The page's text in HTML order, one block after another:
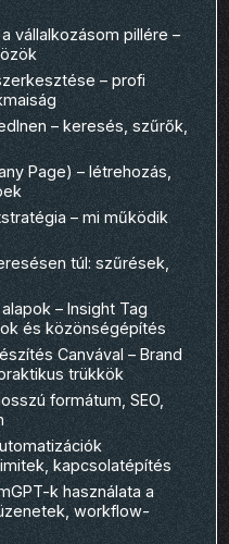
vállalkozásom pillére –
– profi
– keresés, szűrők,
Page) – létrehozás,
– mi működik
túl: szűrések,
– Insight Tag
és közönségépítés
Canvával – Brand
trükkök
formátum, SEO,
kapcsolatépítés
k használata a
workflow-